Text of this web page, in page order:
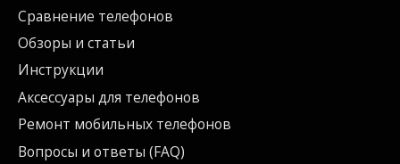
Сравнение телефонов
Обзоры и статьи
Инструкции
Аксессуары для телефонов
Ремонт мобильных телефонов
Вопросы и ответы (FAQ)